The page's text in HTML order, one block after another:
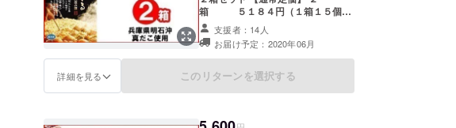
おーる 全店舗 ※お店の詳細
https://creo-ru.com/creo-ru-
store/tenpo/ ※道頓堀店、0℃熟成ス
テーキ本店、法善寺前本通り店、新
京橋店、京橋南口店、豚串 幸、大
箱 ５１８４円（１箱１５個入
り） 冷凍送料 １０００円 計 ６
１８４円分 ⇨ ５１００円 ※一度
の支援で、数量☓２０まで購入でき
ます 生地からはみでるほど大きな明
石沖真蛸を使ったたこ焼きは、プレ
つを丁寧に味わいたいたこ焼は贈答
支援者：14人
お届け予定：2020年06月
詳細を見る このリターンを選択する